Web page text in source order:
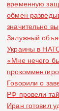
временную
обмен
значительно
Залужный
Украины в
«Мне нечего
Говорили о
РФ провели
Иран готовил